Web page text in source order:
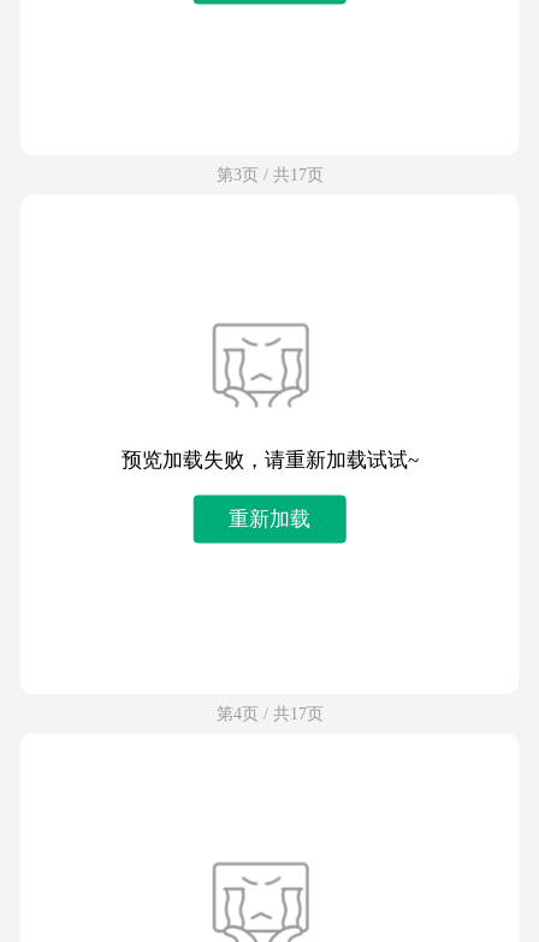
第3页 / 共17页
预览加载失败，请重新加载试试~
重新加载
第4页 / 共17页